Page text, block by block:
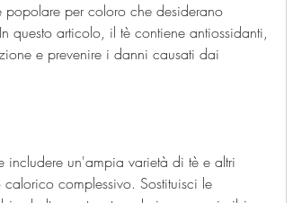
per coloro che desiderano
questo articolo, il tè contiene antiossidanti,
e prevenire i danni causati dai
un'ampia varietà di tè e altri
complessivo. Sostituisci le